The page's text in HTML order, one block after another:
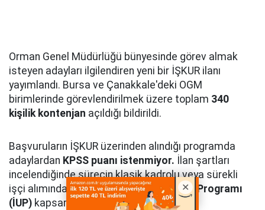
Orman Genel Müdürlüğü bünyesinde görev almak
isteyen adayları ilgilendiren yeni bir İŞKUR ilanı
yayımlandı. Bursa ve Çanakkale'deki OGM
birimlerinde görevlendirilmek üzere toplam 340
kişilik kontenjan açıldığı bildirildi.
Başvuruların İŞKUR üzerinden alındığı programda
adaylardan KPSS puanı istenmiyor. İlan şartları
incelendiğinde sürecin klasik kadrolu veya sürekli
işçi alımından farklı olarakİşgücü Uyum Programı
(İUP) kapsamında yürütüldüğü görülüyor.